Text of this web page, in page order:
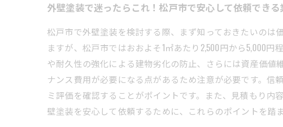
外壁塗装で迷ったらこれ！松戸市で安心して依頼でき
松戸市で外壁塗装を検討する際、まず知っておきたいのは
ますが、松戸市ではおおよそ1㎡あたり2,500円から5,000
や耐久性の強化による建物劣化の防止、さらには資産価
ナンス費用が必要になる点があるため注意が必要です。
ミ評価を確認することがポイントです。また、見積もり
壁塗装を安心して依頼するために、これらのポイントを踏